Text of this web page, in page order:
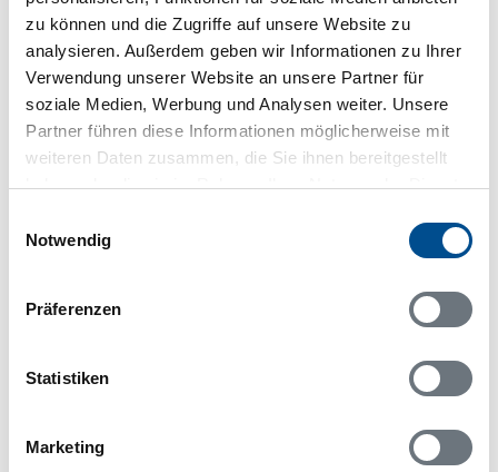
zu können und die Zugriffe auf unsere Website zu
analysieren. Außerdem geben wir Informationen zu Ihrer
Verwendung unserer Website an unsere Partner für
soziale Medien, Werbung und Analysen weiter. Unsere
Partner führen diese Informationen möglicherweise mit
weiteren Daten zusammen, die Sie ihnen bereitgestellt
haben oder die sie im Rahmen Ihrer Nutzung der Dienste
Notwendig
Präferenzen
Statistiken
Marketing
In Ihrem Browser scheint ein
Skriptblocker/AdBlocker aktiviert zu sein!
Das Bereitstellen und Ausführen einiger
Funktionen wird dadurch auf dieser Seite
haben, können Sie weiterhin selbst bestimmen,
welche Funktionen genutzt werden sollen.